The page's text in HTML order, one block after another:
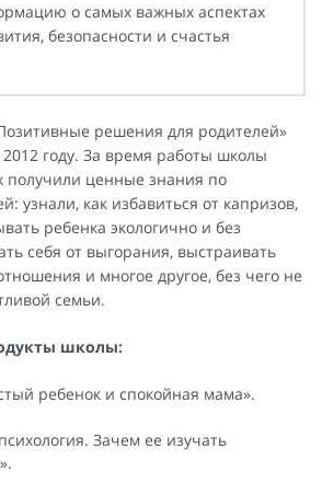
о самых важных аспектах
безопасности и счастья
решения для родителей»
году. За время работы школы
получили ценные знания по
узнали, как избавиться от капризов,
ребенка экологично и без
себя от выгорания, выстраивать
и многое другое, без чего не
семьи.
школы:
ребенок и спокойная мама».
Зачем ее изучать